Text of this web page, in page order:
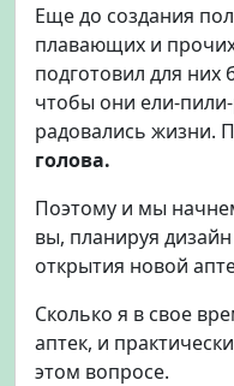
Еще до создания
плавающих и
подготовил для них
чтобы они ели-
радовались жизни.
голова.
Поэтому и мы
вы, планируя
открытия новой
Сколько я в свое
аптек, и
этом вопросе.